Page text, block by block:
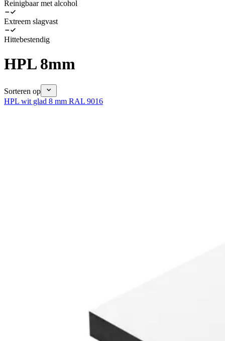
Reinigbaar met alcohol
Extreem slagvast
Hittebestendig
HPL 8mm
Sorteren op
HPL wit glad 8 mm RAL 9016